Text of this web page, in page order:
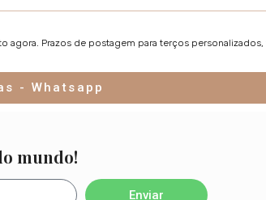
agora. Prazos de postagem para terços
- Whatsapp
mundo!
Enviar